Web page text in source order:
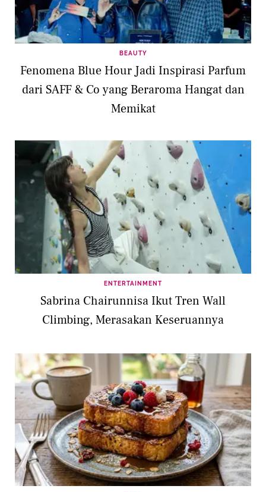
BEAUTY
Fenomena Blue Hour Jadi Inspirasi Parfum
dari SAFF & Co yang Beraroma Hangat dan
Memikat
ENTERTAINMENT
Sabrina Chairunnisa Ikut Tren Wall
Climbing, Merasakan Keseruannya